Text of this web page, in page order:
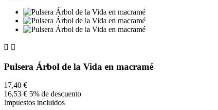
 
Pulsera Árbol de la Vida en macramé
17,40 €
16,53 € 5% de descuento
Impuestos incluidos